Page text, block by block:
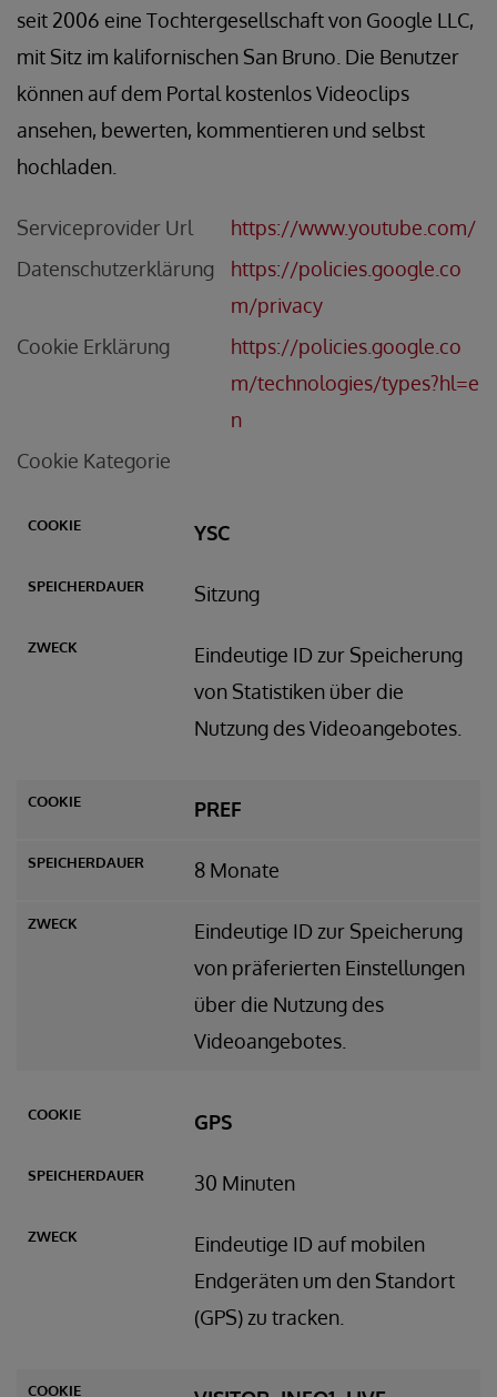
seit 2006 eine Tochtergesellschaft von Google LLC,
mit Sitz im kalifornischen San Bruno. Die Benutzer
können auf dem Portal kostenlos Videoclips
ansehen, bewerten, kommentieren und selbst
hochladen.
Serviceprovider Url
https://www.youtube.com/
Datenschutzerklärung
https://policies.google.co
m/privacy
Cookie Erklärung
https://policies.google.co
m/technologies/types?hl=e
n
Cookie Kategorie
YSC
Sitzung
Eindeutige ID zur Speicherung
von Statistiken über die
Nutzung des Videoangebotes.
PREF
8 Monate
Eindeutige ID zur Speicherung
von präferierten Einstellungen
über die Nutzung des
Videoangebotes.
GPS
30 Minuten
Eindeutige ID auf mobilen
Endgeräten um den Standort
(GPS) zu tracken.